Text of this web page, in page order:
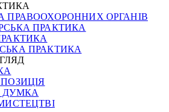
ПРАВООХОРОННИХ ОРГАНІВ
ПРАКТИКА
ПРАКТИКА
ДУМКА